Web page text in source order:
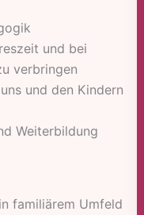
und bei
verbringen
und den Kindern
Weiterbildung
familiärem Umfeld